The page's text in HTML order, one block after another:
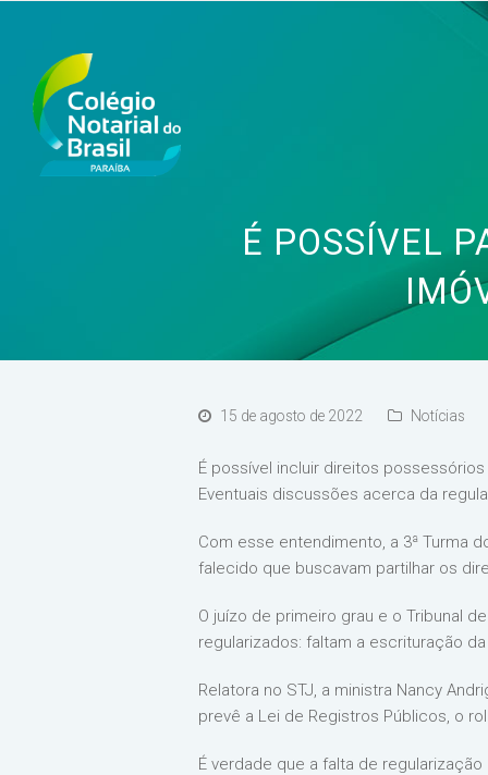
É POSSÍVEL
15 de agosto de 2022 Notícias
É possível incluir direitos
Eventuais discussões acerca da
Com esse entendimento, a 3ª Turma
falecido que buscavam partilhar os
O juízo de primeiro grau e o Tribunal
regularizados: faltam a escrituração
Relatora no STJ, a ministra Nancy
prevê a Lei de Registros Públicos, o
É verdade que a falta de